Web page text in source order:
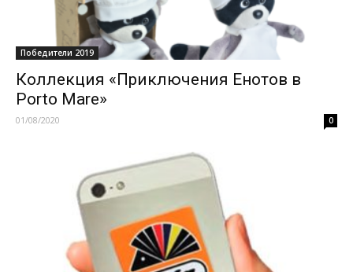
Победители 2019
Коллекция «Приключения Енотов в
Porto Mare»
01/08/2020 0